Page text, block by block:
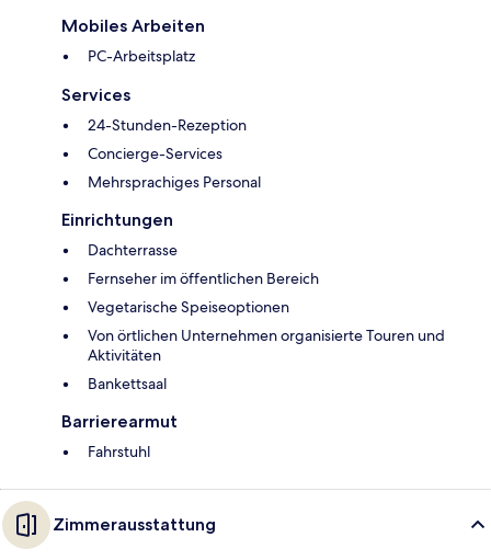
Mobiles Arbeiten
PC-Arbeitsplatz
Services
24-Stunden-Rezeption
Concierge-Services
Mehrsprachiges Personal
Einrichtungen
Dachterrasse
Fernseher im öffentlichen Bereich
Vegetarische Speiseoptionen
Von örtlichen Unternehmen organisierte Touren und
Aktivitäten
Bankettsaal
Barrierearmut
Fahrstuhl
Zimmerausstattung